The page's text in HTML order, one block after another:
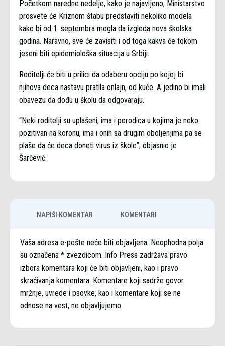
Početkom naredne nedelje, kako je najavljeno, Ministarstvo
prosvete će Kriznom štabu predstaviti nekoliko modela
kako bi od 1. septembra mogla da izgleda nova školska
godina. Naravno, sve će zavisiti i od toga kakva će tokom
jeseni biti epidemiološka situacija u Srbiji.
Roditelji će biti u prilici da odaberu opciju po kojoj bi
njihova deca nastavu pratila onlajn, od kuće. A jedino bi imali
obavezu da dođu u školu da odgovaraju.
“Neki roditelji su uplašeni, ima i porodica u kojima je neko
pozitivan na koronu, ima i onih sa drugim oboljenjima pa se
plaše da će deca doneti virus iz škole”, objasnio je
Šarčević.
NAPIŠI KOMENTAR KOMENTARI
Vaša adresa e-pošte neće biti objavljena. Neophodna polja
su označena * zvezdicom. Info Press zadržava pravo
izbora komentara koji će biti objavljeni, kao i pravo
skraćivanja komentara. Komentare koji sadrže govor
mržnje, uvrede i psovke, kao i komentare koji se ne
odnose na vest, ne objavljujemo.